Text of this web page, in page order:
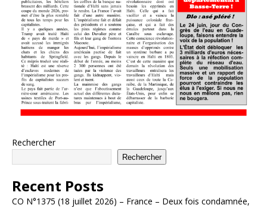
Rechercher
Rechercher
Recent Posts
CO N°1375 (18 juillet 2026) – France – Deux fois condamnée,